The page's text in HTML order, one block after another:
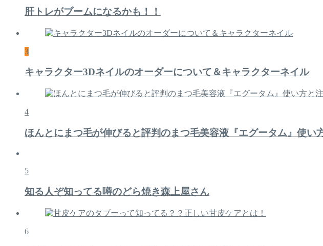
肝トレがブームになるかも！！
3
キャラクター3Dネイルのオーダーについて＆キャラクターネイル
4
ほんとにまつ毛が伸びると評判のまつ毛美容液『エグータム』使い
5
知る人ぞ知ってる噂のどら焼き森上屋さん
6